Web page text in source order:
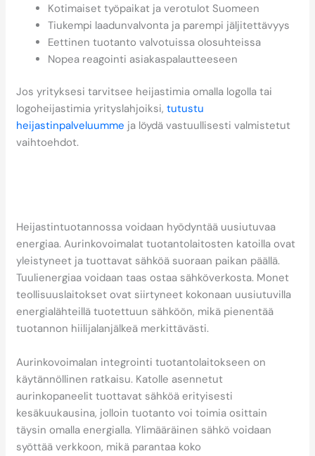
Kotimaiset työpaikat ja verotulot Suomeen
Tiukempi laadunvalvonta ja parempi jäljitettävyys
Eettinen tuotanto valvotuissa olosuhteissa
Nopea reagointi asiakaspalautteeseen
Jos yrityksesi tarvitsee heijastimia omalla logolla tai
logoheijastimia yrityslahjoiksi,tutustu
heijastinpalveluumme ja löydä vastuullisesti valmistetut
vaihtoehdot.
Heijastintuotannossa voidaan hyödyntää uusiutuvaa
energiaa. Aurinkovoimalat tuotantolaitosten katoilla ovat
yleistyneet ja tuottavat sähköä suoraan paikan päällä.
Tuulienergiaa voidaan taas ostaa sähköverkosta. Monet
teollisuuslaitokset ovat siirtyneet kokonaan uusiutuvilla
energialähteillä tuotettuun sähköön, mikä pienentää
tuotannon hiilijalanjälkeä merkittävästi.
Aurinkovoimalan integrointi tuotantolaitokseen on
käytännöllinen ratkaisu. Katolle asennetut
aurinkopaneelit tuottavat sähköä erityisesti
kesäkuukausina, jolloin tuotanto voi toimia osittain
täysin omalla energialla. Ylimääräinen sähkö voidaan
syöttää verkkoon, mikä parantaa koko